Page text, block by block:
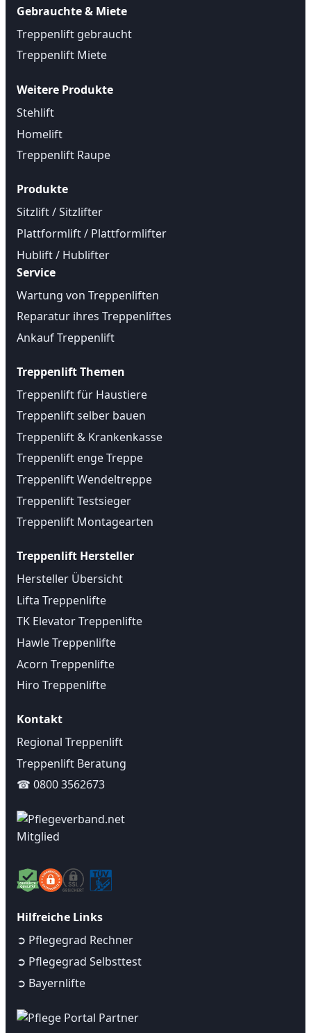
Gebrauchte & Miete
Treppenlift gebraucht
Treppenlift Miete
Weitere Produkte
Stehlift
Homelift
Treppenlift Raupe
Produkte
Sitzlift / Sitzlifter
Plattformlift / Plattformlifter
Hublift / Hublifter
Service
Wartung von Treppenliften
Reparatur ihres Treppenliftes
Ankauf Treppenlift
Treppenlift Themen
Treppenlift für Haustiere
Treppenlift selber bauen
Treppenlift & Krankenkasse
Treppenlift enge Treppe
Treppenlift Wendeltreppe
Treppenlift Testsieger
Treppenlift Montagearten
Treppenlift Hersteller
Hersteller Übersicht
Lifta Treppenlifte
TK Elevator Treppenlifte
Hawle Treppenlifte
Acorn Treppenlifte
Hiro Treppenlifte
Kontakt
Regional Treppenlift
Treppenlift Beratung
☎ 0800 3562673
Hilfreiche Links
➲ Pflegegrad Rechner
➲ Pflegegrad Selbsttest
➲ Bayernlifte